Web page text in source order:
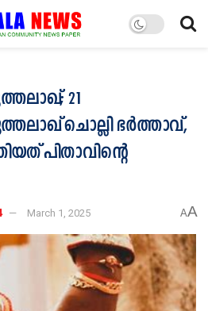
21
ചൊല്ലി ഭര്‍ത്താവ്,
പിതാവിന്‍റെ
March 1, 2025 AA